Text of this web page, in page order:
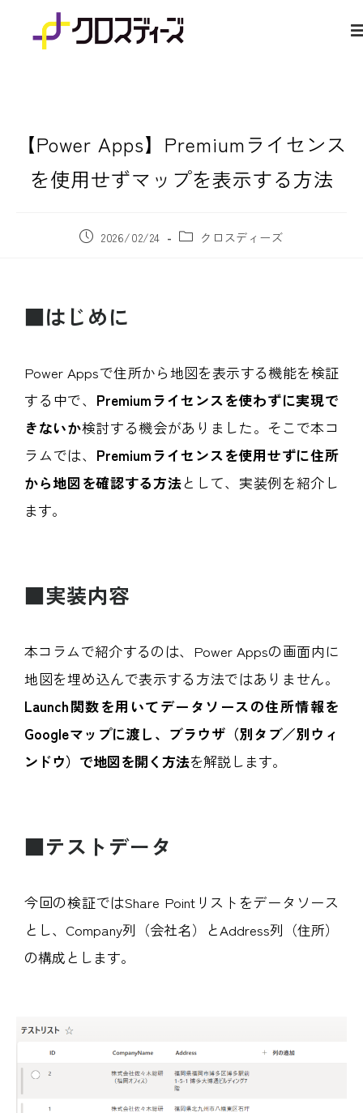
【Power Apps】Premiumライセンス
を使用せずマップを表示する方法
2026/02/24 クロスディーズ
■はじめに
Power Appsで住所から地図を表示する機能を検証
する中で、 Premiumライセンスを使わずに実現で
きないか検討する機会がありました。そこで本コ
ラムでは、 Premiumライセンスを使用せずに住所
から地図を確認する方法として、実装例を紹介し
ます。
■実装内容
本コラムで紹介するのは、Power Appsの画面内に
地図を埋め込んで表示する方法ではありません。
Launch関数を用いてデータソースの住所情報を
Googleマップに渡し、ブラウザ（別タブ／別ウィ
ンドウ）で地図を開く方法を解説します。
■テストデータ
今回の検証ではShare Pointリストをデータソース
とし、Company列（会社名）とAddress列（住所）
の構成とします。